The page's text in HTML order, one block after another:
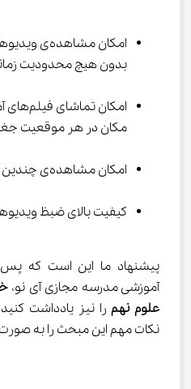
بدون هیچ محدودیت
امکان
مکان در هر موقعیت
امکان مشاهده‌ی چندین باره‌ی ویدیوهای آموزشی
کیفیت بالا‌ی ضبظ ویدیوها و همراهی اساتید برتر
آموزشی مدرسه مجازی آی نو،
علوم نهم را نیز یادداشت کنید
نکات مهم این مبحث را به